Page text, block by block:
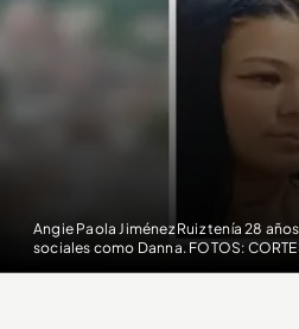
Angie Paola Jiménez Ruiz tenía 28
sociales como Danna. FOTOS: